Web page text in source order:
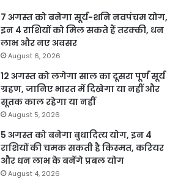
7 अगस्त को बनेगा सूर्य-शनि नवपंचम योग,
इन 4 राशियों को मिल सकते हैं तरक्की, धन
लाभ और नए अवसर
August 6, 2026
12 अगस्त को लगेगा साल का दूसरा पूर्ण सूर्य
ग्रहण, जानिए भारत में दिखेगा या नहीं और
सूतक काल रहेगा या नहीं
August 5, 2026
5 अगस्त को बनेगा बुधादित्य योग, इन 4
राशियों की चमक सकती है किस्मत, करियर
और धन लाभ के बनेंगे प्रबल योग
August 4, 2026